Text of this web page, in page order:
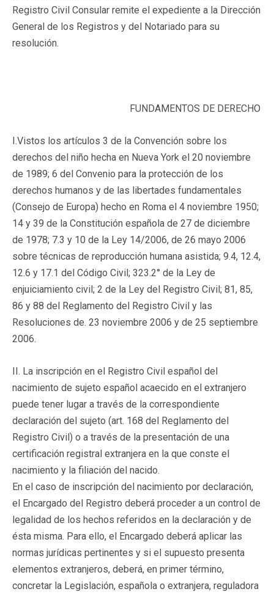
Registro Civil Consular remite el expediente a la Dirección
General de los Registros y del Notariado para su
resolución.
FUNDAMENTOS DE DERECHO
I.Vistos los artículos 3 de la Convención sobre los
derechos del niño hecha en Nueva York el 20 noviembre
de 1989; 6 del Convenio para la protección de los
derechos humanos y de las libertades fundamentales
(Consejo de Europa) hecho en Roma el 4 noviembre 1950;
14 y 39 de la Constitución española de 27 de diciembre
de 1978; 7.3 y 10 de la Ley 14/2006, de 26 mayo 2006
sobre técnicas de reproducción humana asistida; 9.4, 12.4,
12.6 y 17.1 del Código Civil; 323.2° de la Ley de
enjuiciamiento civil; 2 de la Ley del Registro Civil; 81, 85,
86 y 88 del Reglamento del Registro Civil y las
Resoluciones de. 23 noviembre 2006 y de 25 septiembre
2006.
II. La inscripción en el Registro Civil español del
nacimiento de sujeto español acaecido en el extranjero
puede tener lugar a través de la correspondiente
declaración del sujeto (art. 168 del Reglamento del
Registro Civil) o a través de la presentación de una
certificación registral extranjera en la que conste el
nacimiento y la filiación del nacido.
En el caso de inscripción del nacimiento por declaración,
el Encargado del Registro deberá proceder a un control de
legalidad de los hechos referidos en la declaración y de
ésta misma. Para ello, el Encargado deberá aplicar las
normas jurídicas pertinentes y si el supuesto presenta
elementos extranjeros, deberá, en primer término,
concretar la Legislación, española o extranjera, reguladora